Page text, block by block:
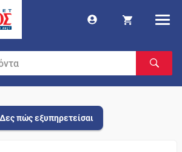
Δες πώς εξυπηρετείσαι